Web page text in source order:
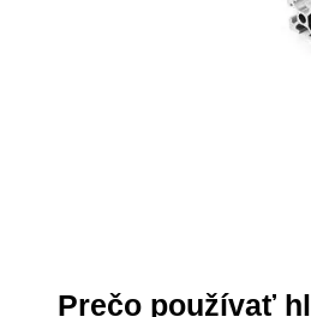
Prečo používať